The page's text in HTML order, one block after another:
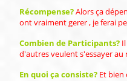
Récompense?Alors ça
ont vraiment gerer , je ferai
Combien de Participants?
d'autres veulent s'essayer
En quoi ça consiste? Et bien